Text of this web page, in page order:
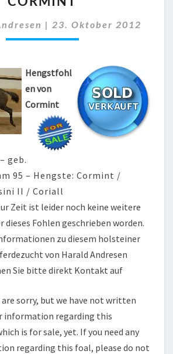
CORMINT
| 23. Oktober 2012
Hengstfohl
en von
Cormint
geb.
95 – Hengste: Cormint /
II / Coriall
Zeit ist leider noch keine weitere
Fohlen geschrieben worden.
zu diesem holsteiner
von Harald Andresen
Sie bitte direkt Kontakt auf
are sorry, but we have not written
information regarding this
is for sale, yet. If you need any
regarding this foal, please do not